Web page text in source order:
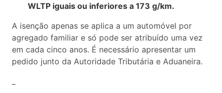
WLTP iguais ou inferiores a 173 g/km.
A isenção apenas se aplica a um automóvel por
agregado familiar e só pode ser atribuído uma vez
em cada cinco anos. É necessário apresentar um
pedido junto da Autoridade Tributária e Aduaneira.